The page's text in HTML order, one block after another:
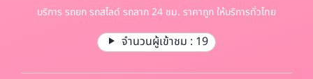
บริการ รถยก รถสไลด์ รถลาก 24 ชม. ราคาถูก ให้บริการทั่วไทย
จำนวนผู้เข้าชม : 19